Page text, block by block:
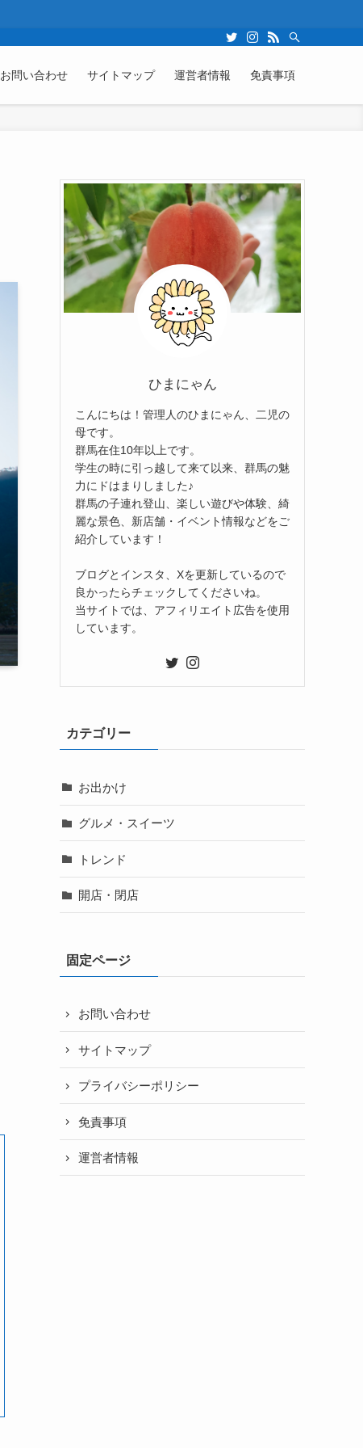
お問い合わせ サイトマップ 運営者情報 免責事項
ひまにゃん
こんにちは！管理人のひまにゃん、二児の
母です。
群馬在住10年以上です。
学生の時に引っ越して来て以来、群馬の魅
力にドはまりしました♪
群馬の子連れ登山、楽しい遊びや体験、綺
麗な景色、新店舗・イベント情報などをご
紹介しています！
ブログとインスタ、Xを更新しているので
良かったらチェックしてくださいね。
当サイトでは、アフィリエイト広告を使用
しています。
カテゴリー
お出かけ
グルメ・スイーツ
トレンド
開店・閉店
固定ページ
お問い合わせ
サイトマップ
プライバシーポリシー
免責事項
運営者情報